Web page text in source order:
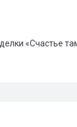
«Счастье